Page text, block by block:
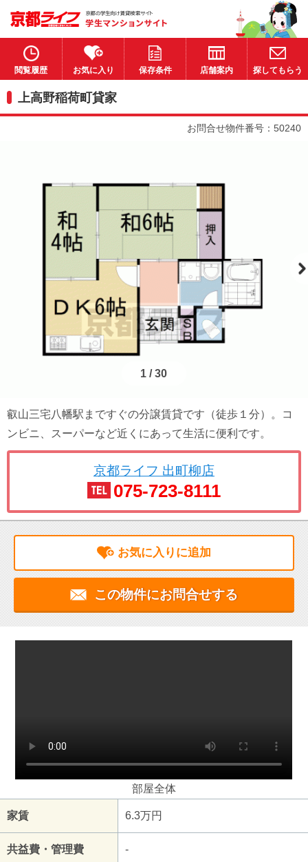
閲覧履歴 お気に入り 保存条件 店舗案内 探してもらう
上高野稲荷町貸家
お問合せ物件番号：50240
1 /30
叡山三宅八幡駅まですぐの分譲賃貸です（徒歩１分）。コ
ンビニ、スーパーなど近くにあって生活に便利です。
京都ライフ 出町柳店
075-723-8111
お気に入りに追加
この物件にお問合せする
部屋全体
家賃 6.3万円
共益費・管理費 -